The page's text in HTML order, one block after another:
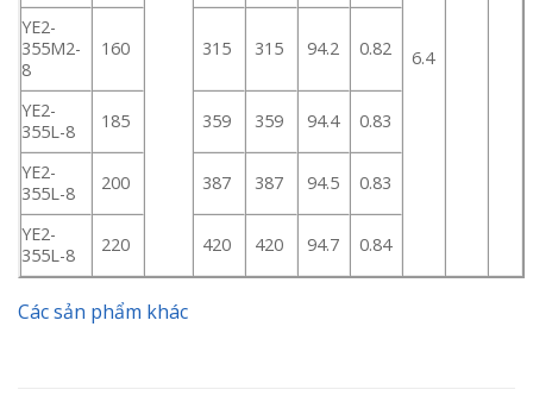
6.4
YE2-
355M2-
8
160 315 315 94.2 0.82
YE2-
355L-8
185 359 359 94.4 0.83
YE2-
355L-8
200 387 387 94.5 0.83
YE2-
355L-8
220 420 420 94.7 0.84
Các sản phẩm khác